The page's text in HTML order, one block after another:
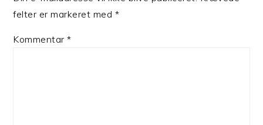
felter er markeret med *
Kommentar*